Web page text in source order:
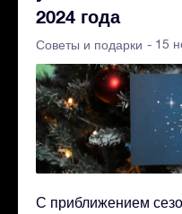
2024 года
Советы и подарки - 15
С приближением